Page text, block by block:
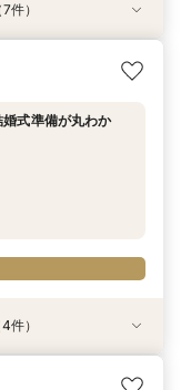
レモニー相談会♪試
ェア】都心×ガーデ
少人数会食プラン＆
エディングフェア★試
華試食+見積+相談を
要90分の相談会★お
件）
婚式準備が丸わか
レモニー相談会♪試
少人数会食プラン＆
安心♪ソファでゆっ
90分の相談会★お
件）